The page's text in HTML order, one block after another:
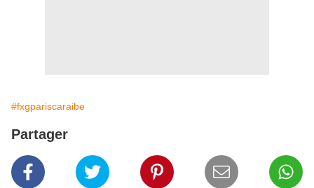
#fxgpariscaraibe
Partager